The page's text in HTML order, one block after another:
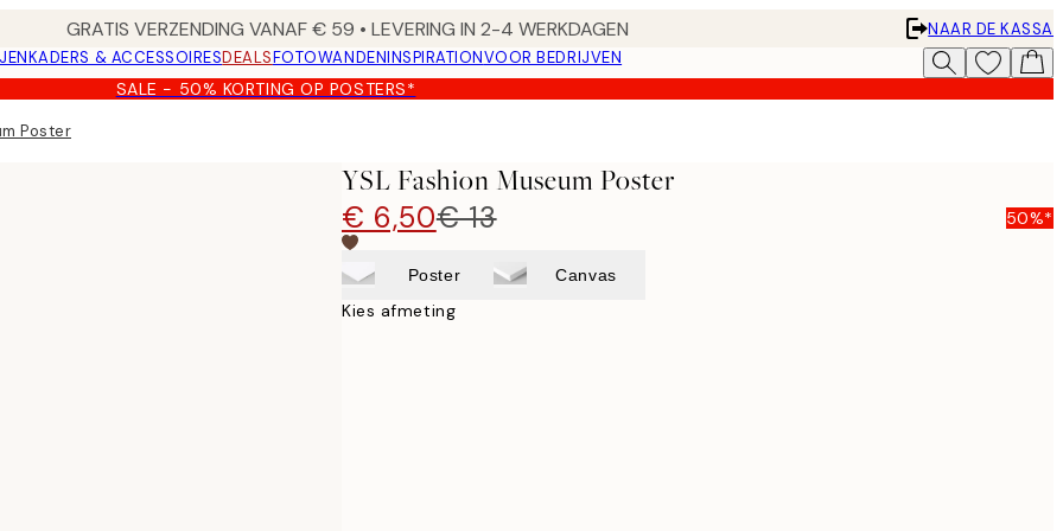
GRATIS VERZENDING VANAF € 59 • LEVERING IN 2-4 WERKDAGEN
NAAR DE KASSA
KADERS & ACCESSOIRESDEALSFOTOWANDENINSPIRATIONVOOR BEDRIJVEN
SALE - 50% KORTING OP POSTERS*
Poster
YSL Fashion Museum Poster
€ 6,50€ 13 50%*
Poster Canvas
Kies afmeting